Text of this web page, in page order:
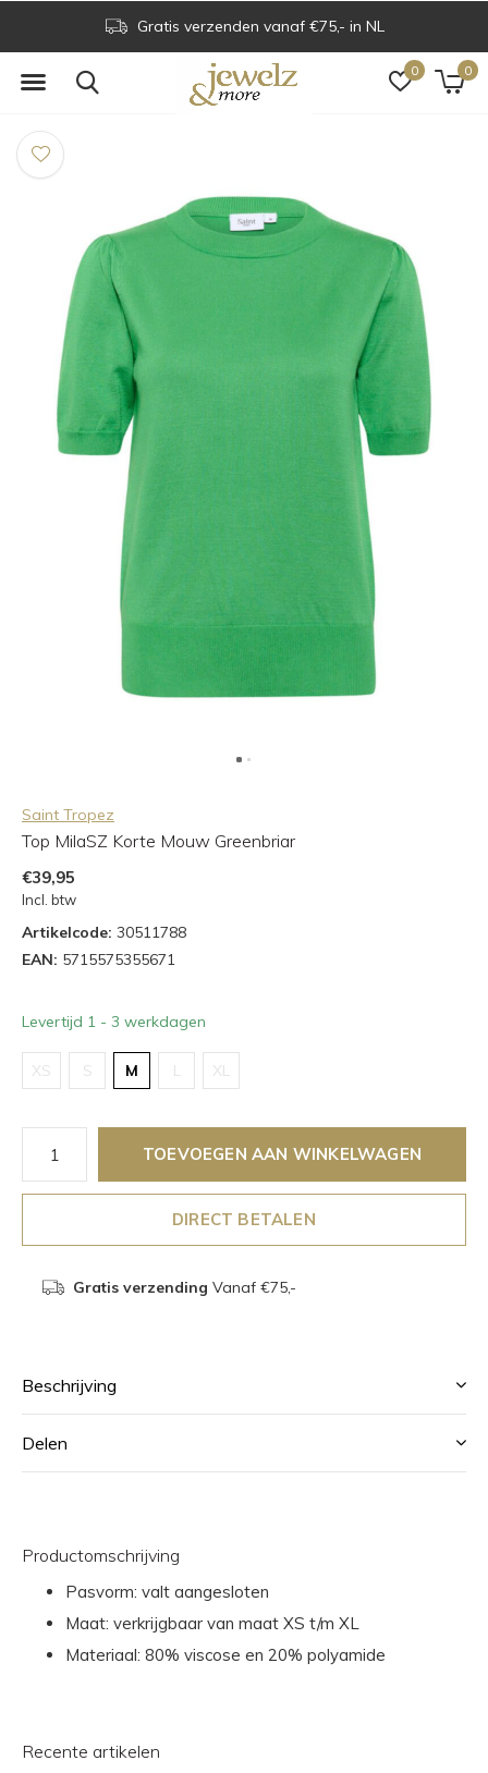
0 0
Gratis verzenden vanaf €75,- in NL
Saint Tropez
Top MilaSZ Korte Mouw Greenbriar
€39,95
Incl. btw
Artikelcode: 30511788
EAN: 5715575355671
Levertijd 1 - 3 werkdagen
XS S M L XL
TOEVOEGEN AAN WINKELWAGEN
DIRECT BETALEN
Gratis verzending Vanaf €75,-
Beschrijving
Delen
Productomschrijving
Pasvorm: valt aangesloten
Maat: verkrijgbaar van maat XS t/m XL
Materiaal: 80% viscose en 20% polyamide
Recente artikelen